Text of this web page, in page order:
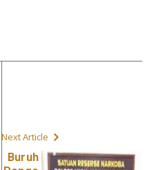
Next Article
Buruh